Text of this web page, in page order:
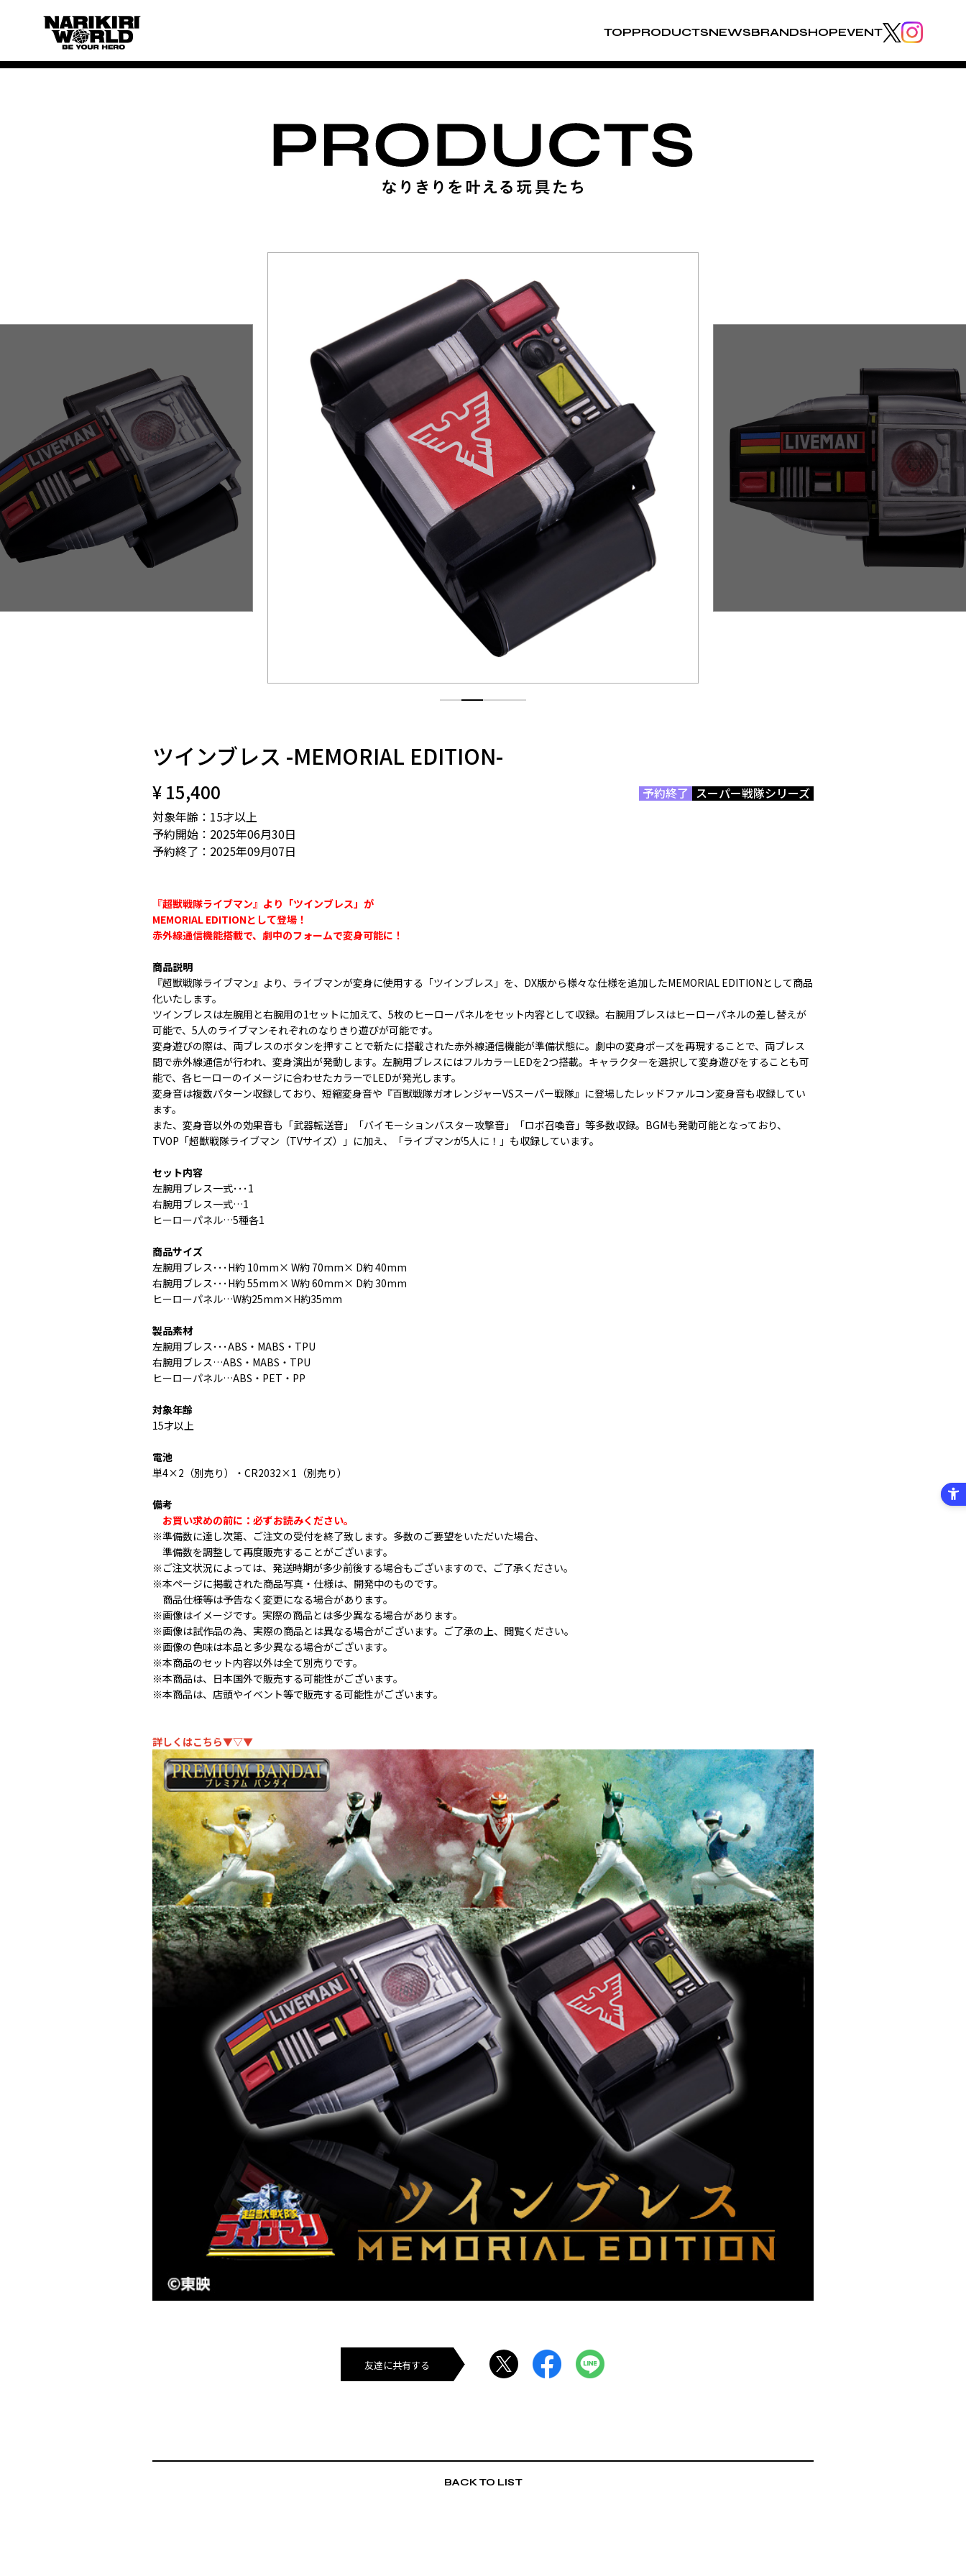
TOPPRODUCTSNEWSBRANDSHOPEVENT
ツインブレス -MEMORIAL EDITION-
予約終了 スーパー戦隊シリーズ
¥ 15,400
対象年齢：15才以上
予約開始：2025年06月30日
予約終了：2025年09月07日
『超獣戦隊ライブマン』より「ツインブレス」が
MEMORIAL EDITIONとして登場！
赤外線通信機能搭載で、劇中のフォームで変身可能に！
商品説明
『超獣戦隊ライブマン』より、ライブマンが変身に使用する「ツインブレス」を、DX版から様々な仕様を追加したMEMORIAL EDITIONとして商品
化いたします。
ツインブレスは左腕用と右腕用の1セットに加えて、5枚のヒーローパネルをセット内容として収録。右腕用ブレスはヒーローパネルの差し替えが
可能で、5人のライブマンそれぞれのなりきり遊びが可能です。
変身遊びの際は、両ブレスのボタンを押すことで新たに搭載された赤外線通信機能が準備状態に。劇中の変身ポーズを再現することで、両ブレス
間で赤外線通信が行われ、変身演出が発動します。左腕用ブレスにはフルカラーLEDを2つ搭載。キャラクターを選択して変身遊びをすることも可
能で、各ヒーローのイメージに合わせたカラーでLEDが発光します。
変身音は複数パターン収録しており、短縮変身音や『百獣戦隊ガオレンジャーVSスーパー戦隊』に登場したレッドファルコン変身音も収録してい
ます。
また、変身音以外の効果音も「武器転送音」「バイモーションバスター攻撃音」「ロボ召喚音」等多数収録。BGMも発動可能となっており、
TVOP「超獣戦隊ライブマン（TVサイズ）」に加え、「ライブマンが5人に！」も収録しています。
セット内容
左腕用ブレス一式･･･1
右腕用ブレス一式…1
ヒーローパネル…5種各1
商品サイズ
左腕用ブレス･･･H約 10mm× W約 70mm× D約 40mm
右腕用ブレス･･･H約 55mm× W約 60mm× D約 30mm
ヒーローパネル…W約25mm×H約35mm
製品素材
左腕用ブレス･･･ABS・MABS・TPU
右腕用ブレス…ABS・MABS・TPU
ヒーローパネル…ABS・PET・PP
対象年齢
15才以上
電池
単4×2（別売り）・CR2032×1（別売り）
備考
お買い求めの前に：必ずお読みください。
※準備数に達し次第、ご注文の受付を終了致します。多数のご要望をいただいた場合、
準備数を調整して再度販売することがございます。
※ご注文状況によっては、発送時期が多少前後する場合もございますので、ご了承ください。
※本ページに掲載された商品写真・仕様は、開発中のものです。
商品仕様等は予告なく変更になる場合があります。
※画像はイメージです。実際の商品とは多少異なる場合があります。
※画像は試作品の為、実際の商品とは異なる場合がございます。ご了承の上、閲覧ください。
※画像の色味は本品と多少異なる場合がございます。
※本商品のセット内容以外は全て別売りです。
※本商品は、日本国外で販売する可能性がございます。
※本商品は、店頭やイベント等で販売する可能性がございます。
詳しくはこちら▼▽▼
友達に共有する
BACK TO LIST